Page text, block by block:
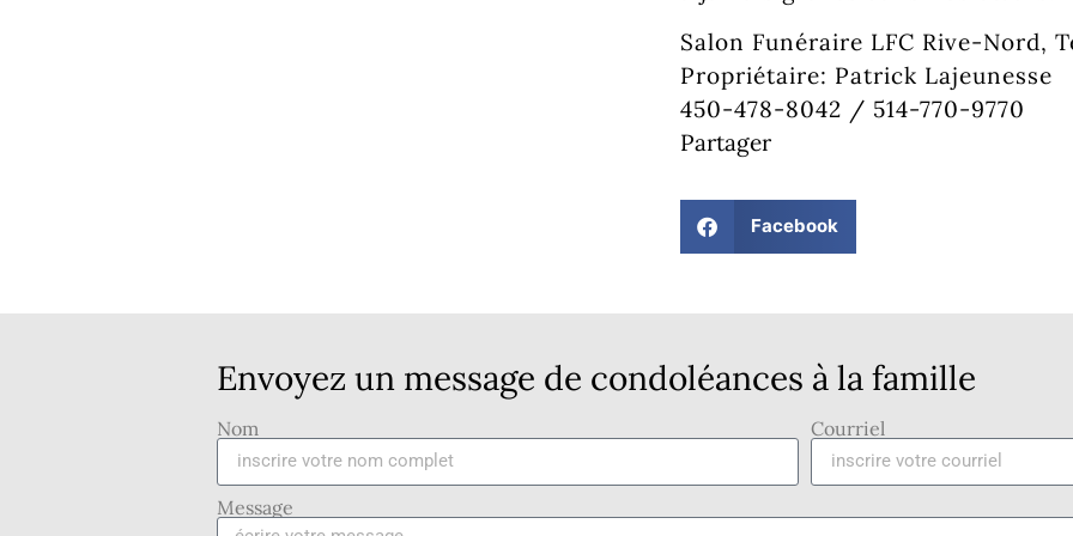
Salon Funéraire LFC Rive-Nord,
Propriétaire: Patrick Lajeunesse
450-478-8042 / 514-770-9770
Partager
Facebook
Envoyez un message de condoléances à la famille
Nom Courriel
Message